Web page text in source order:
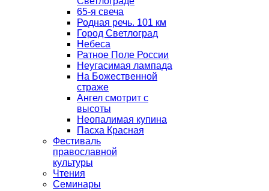
65-я свеча
Родная речь. 101 км
Город Светлоград
Небеса
Ратное Поле России
Неугасимая лампада
На Божественной
страже
Ангел смотрит с
высоты
Неопалимая купина
Пасха Красная
Фестиваль
православной
культуры
Чтения
Семинары